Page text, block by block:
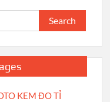
Search
for:
KEM ĐO TỈ